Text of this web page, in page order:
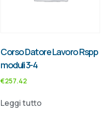
Corso Datore Lavoro Rspp
moduli 3-4
€257.42
Leggi tutto